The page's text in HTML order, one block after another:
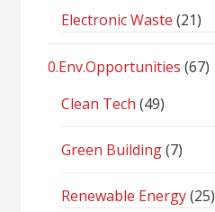
Electronic Waste (21)
0.Env.Opportunities (67)
Clean Tech (49)
Green Building(7)
Renewable Energy(25)